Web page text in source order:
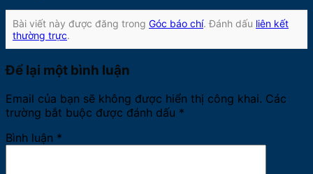
Bài viết này được đăng trong Góc báo chí. Đánh dấu liên kết
thường trực.
Để lại một bình luận
Email của bạn sẽ không được hiển thị công khai. Các
trường bắt buộc được đánh dấu *
Bình luận *